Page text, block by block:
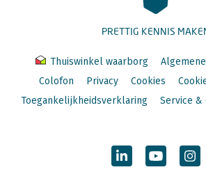
PRETTIG KENNIS
Thuiswinkel waarborg
Colofon
Privacy Cookies
Toegankelijkheidsverklaring
Service &